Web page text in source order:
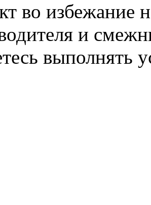
во избежание
и
выполнять